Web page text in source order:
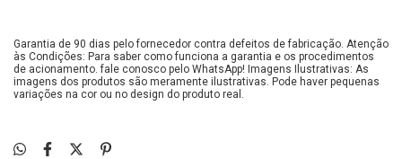
Garantia de 90 dias pelo fornecedor contra defeitos de fabricação. Atenção
às Condições: Para saber como funciona a garantia e os procedimentos
de acionamento. fale conosco pelo WhatsApp! Imagens Ilustrativas: As
imagens dos produtos são meramente ilustrativas. Pode haver pequenas
variações na cor ou no design do produto real.